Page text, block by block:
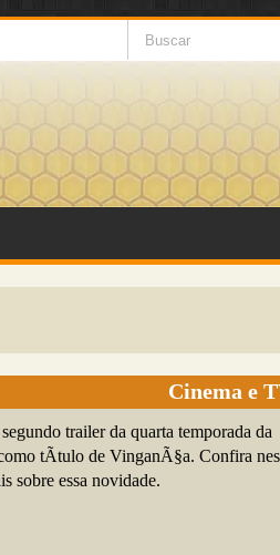
Cinema e
trailer da quarta temporada da
tÃ­tulo de VinganÃ§a. Confira
sobre essa novidade.